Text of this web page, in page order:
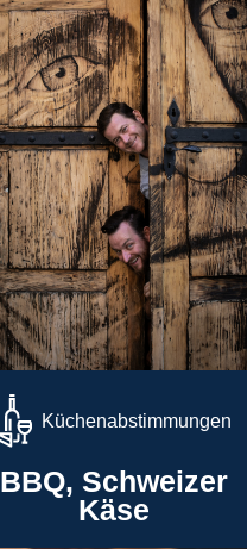
Küchenabstimmungen
BBQ, Schweizer
Käse